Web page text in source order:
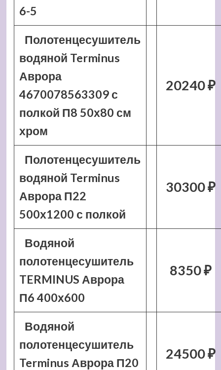
6-5
Полотенцесушитель
водяной Terminus
Аврора
4670078563309 с
полкой П8 50х80 см
хром
20240 ₽
Полотенцесушитель
водяной Terminus
Аврора П22
500х1200 с полкой
30300 ₽
Водяной
полотенцесушитель
TERMINUS Аврора
П6 400х600
8350 ₽
Водяной
полотенцесушитель
Terminus Аврора П20
24500 ₽